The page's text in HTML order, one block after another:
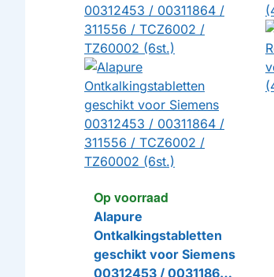
Op voorraad
Alapure
Ontkalkingstabletten
geschikt voor Siemens
00312453 / 00311864 /